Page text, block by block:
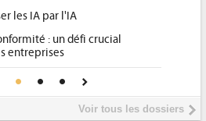
place pour répondre à...
Phocea DC dans les cordes
DEE
Interview de Fabrice
président de Digital Realty...
Voir tous les dossiers